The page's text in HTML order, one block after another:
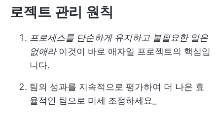
로젝트 관리 원칙
프로세스를 단순하게 유지하고 불필요한 일은
없애라이것이 바로 애자일 프로젝트의 핵심입
니다.
팀의 성과를 지속적으로 평가하여 더 나은 효
율적인 팀으로 미세 조정하세요_